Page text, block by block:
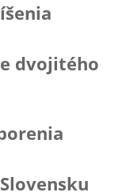
dvojitého